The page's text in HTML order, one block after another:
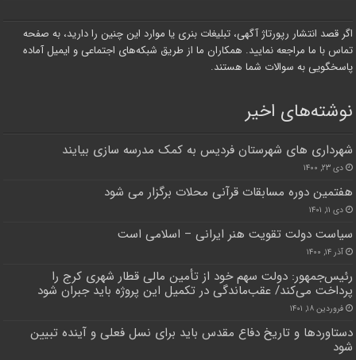
اگر قصد انتشار رپورتاژ آگهی، تبلیغات بنری یا موارد این چنین را دارید، به صفحه
تماس با ما مراجعه نمایید. همکاران ما از طریق شبکه‌های اجتماعی و ایمیل آماده
پاسخگویی به سوالات شما هستند.
نوشته‌های اخیر
شهرداری های شهرستان فردیس به کمک مدرسه سازی بیایند
دی ۲۳, ۱۴۰۰
هفتمین دوره مسابقات قرآنی محلات برگزار می شود
دی ۱۱, ۱۴۰۱
سیاست دولت تقویت هنر ایرانی – اسلامی است
آذر ۱۴, ۱۴۰۰
رئیس‌جمهور: دولت سهم خود از تأمین مالی قطار شهری کرج را
پرداخت می‌کند/ عقب‌ماندگی در تکمیل این پروژه باید جبران شود
فروردین ۱۸, ۱۴۰۱
دستاوردها و تاریخ دفاع مقدس باید برای نسل فعلی و آینده تبیین
شود